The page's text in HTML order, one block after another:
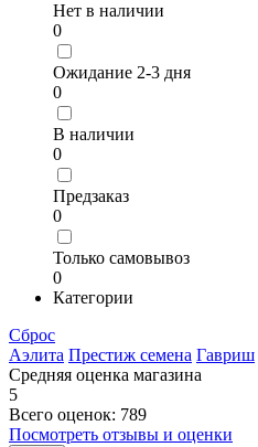
Нет в наличии
0
Ожидание 2-3 дня
0
В наличии
0
Предзаказ
0
Только самовывоз
0
Категории
Сброс
Аэлита Престиж семена Гавриш
Средняя оценка магазина
5
Всего оценок: 789
Посмотреть отзывы и оценки